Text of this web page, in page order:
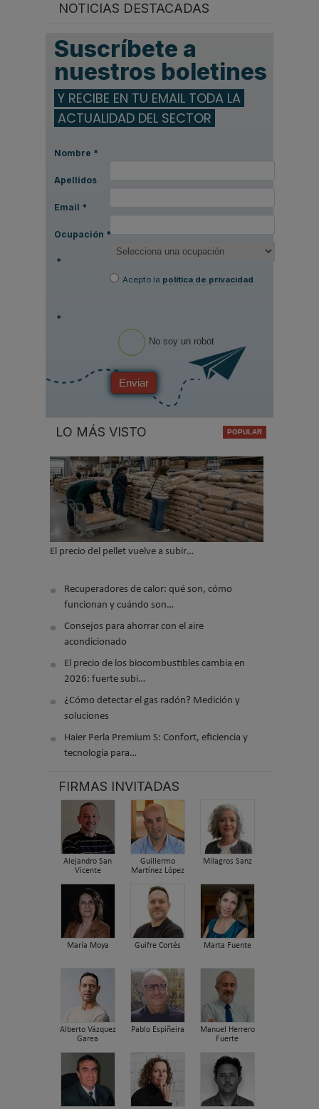
NOTICIAS DESTACADAS
Suscríbete a
nuestros boletines
Y RECIBE EN TU EMAIL TODA LA
ACTUALIDAD DEL SECTOR
Nombre *
Apellidos
Email *
Ocupación *
*
Acepto la política de privacidad
*
No soy un robot
Enviar
LO MÁS VISTO
El precio del pellet vuelve a subir…
Recuperadores de calor: qué son, cómo
funcionan y cuándo son…
Consejos para ahorrar con el aire
acondicionado
El precio de los biocombustibles cambia en
2026: fuerte subi…
¿Cómo detectar el gas radón? Medición y
soluciones
Haier Perla Premium S: Confort, eficiencia y
tecnología para…
FIRMAS INVITADAS
Alejandro San
Vicente
Guillermo
Martínez López
Milagros Sanz
María Moya Guifre Cortés Marta Fuente
Alberto Vázquez
Garea
Pablo Espiñeira
Manuel Herrero
Fuerte